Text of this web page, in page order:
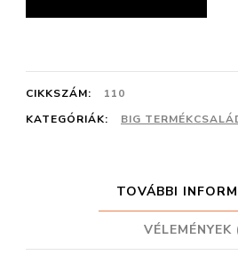
ELEM
CIKKSZÁM:
110
KATEGÓRIÁK:
BIG
TOVÁBBI
VÉLEMÉNYEK